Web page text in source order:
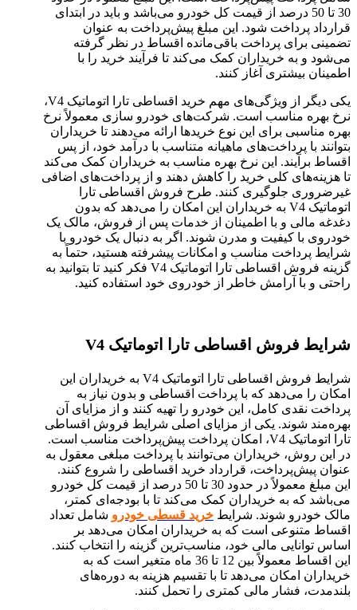
30 تا 50 درصد از قیمت کل خودرو می‌باشد و باید در ابتدای
قرارداد پرداخت شود. این مبلغ پیش‌پرداخت به عنوان
تضمینی برای پرداخت باقی‌مانده اقساط در نظر گرفته
می‌شود و به خریداران کمک می‌کند تا فرآیند خرید را با
اطمینان بیشتری آغاز کنند.
یکی دیگر از ویژگی‌های مهم خرید اقساطی تارا اتوماتیک V4،
نرخ بهره مناسب است. شرکت‌های خودرو سازی معمولاً نرخ
بهره مناسبی برای این نوع خریدها ارائه می‌دهند تا خریداران
بتوانند با پرداخت‌های ماهیانه متناسب با درآمد خود، از پس
اقساط برآیند. این نرخ بهره مناسب به خریداران کمک می‌کند
تا هزینه‌های کلی خرید را کاهش دهند و از پرداخت‌های اضافی
غیرضروری جلوگیری کنند. طرح فروش اقساطی تارا
اتوماتیک V4 به خریداران این امکان را می‌دهد که بدون
دغدغه مالی و با اطمینان از خدمات پس از فروش، مالک یک
خودروی با کیفیت و مدرن شوند. اگر به دنبال یک خودرو با
شرایط پرداخت مناسب و امکانات پیشرفته هستید، حتماً به
گزینه فروش اقساطی تارا اتوماتیک V4 فکر کنید تا بتوانید به
راحتی و با آرامش خاطر از خودروی خود استفاده کنید.
شرایط فروش اقساطی تارا اتوماتیک V4
شرایط فروش اقساطی تارا اتوماتیک V4 به خریداران این
امکان را می‌دهد که با پرداخت اقساطی و بدون نیاز به
پرداخت نقدی کامل، این خودرو را تهیه کنند و از مزایای آن
بهره‌مند شوند. یکی از مزایای اصلی شرایط فروش اقساطی
تارا اتوماتیک V4، امکان پرداخت پیش‌پرداخت مناسب است.
در این روش، خریداران می‌توانند با پرداخت مبلغی معقول به
عنوان پیش‌پرداخت، قرارداد خرید اقساطی را شروع کنند.
این مبلغ معمولاً در حدود 30 تا 50 درصد از قیمت کل خودرو
می‌باشد که به خریداران کمک می‌کند تا با بودجه‌ای کمتر،
مالک خودرو شوند. شرایط خرید قسطی خودرو شامل تعداد
اقساط متنوعی است که به خریداران امکان می‌دهد بر
اساس توانایی مالی خود، مناسب‌ترین گزینه را انتخاب کنند.
این اقساط معمولاً بین 12 تا 36 ماه متغیر است که به
خریداران امکان می‌دهد تا با تقسیم هزینه به دوره‌های
بلندمدت، فشار مالی کمتری را تحمل کنند.